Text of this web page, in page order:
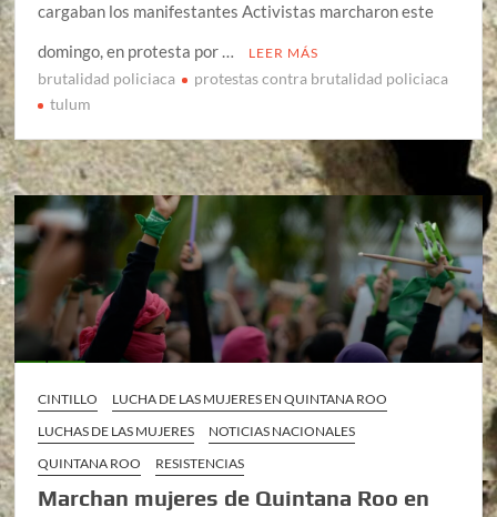
cargaban los manifestantes Activistas marcharon este
domingo, en protesta por …
LEER MÁS
brutalidad policiaca
protestas contra brutalidad policiaca
tulum
CINTILLO
LUCHA DE LAS MUJERES EN QUINTANA ROO
LUCHAS DE LAS MUJERES
NOTICIAS NACIONALES
QUINTANA ROO
RESISTENCIAS
Marchan mujeres de Quintana Roo en